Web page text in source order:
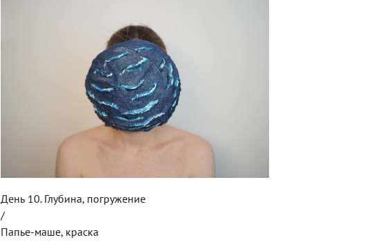
День 10. Глубина, погружение
/
Папье-маше, краска